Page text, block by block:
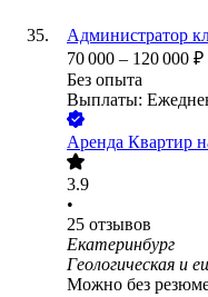
Администратор
70 000 – 120 000 ₽
Без опыта
Выплаты:
Аренда Квартир
3.9
•
25 отзывов
Екатеринбург
Геологическая и
Можно без